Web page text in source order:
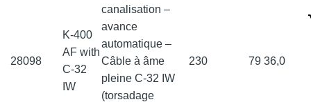
28098
K-400
AF with
C-32
IW
canalisation –
avance
automatique –
Câble à âme
pleine C-32 IW
(torsadage
230 79 36,0